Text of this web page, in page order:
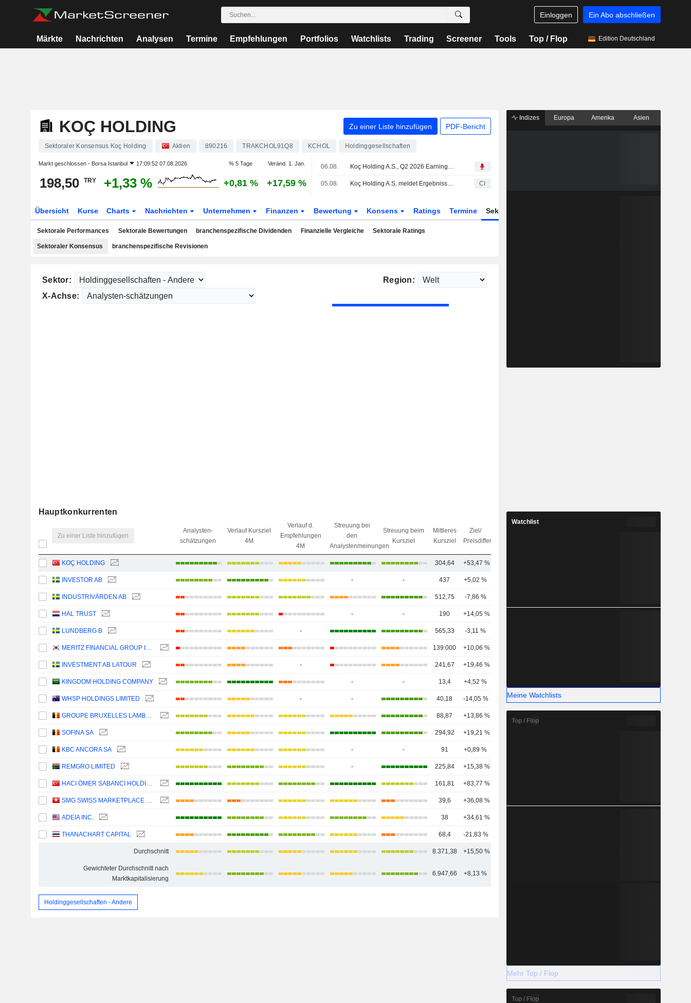
Einloggen Ein Abo abschließen
Märkte Nachrichten Analysen Termine Empfehlungen Portfolios Watchlists Trading Screener Tools Top / Flop Edition Deutschland
KOÇ HOLDING Zu einer Liste hinzufügen PDF-Bericht
Sektoraler Konsensus Koç Holding Aktien 890216 TRAKCHOL91Q8 KCHOL Holdinggesellschaften
Markt geschlossen - Borsa Istanbul 17:09:52 07.08.2026 % 5 Tage Veränd. 1. Jan.
198,50 TRY +1,33 % +0,81 % +17,59 %
06.08. Koç Holding A.S., Q2 2026 Earnings Call, Aug 05, 2026
05.08. Koç Holding A.S. meldet Ergebnisse für das zweite Quartal und das erste Halbjahr zum 30. Juni 2026 CI
Übersicht Kurse Charts Nachrichten Unternehmen Finanzen Bewertung Konsens Ratings Termine Sektor
Sektorale Performances Sektorale Bewertungen branchenspezifische Dividenden Finanzielle Vergleiche Sektorale Ratings
Sektoraler Konsensus branchenspezifische Revisionen
Sektor:
Region:
X-Achse:
Hauptkonkurrenten
Zu einer Liste hinzufügen
Analysten-
schätzungen
Verlauf Kursziel
4M
Verlauf d.
Empfehlungen
4M
Streuung bei
den
Analystenmeinungen
Streuung beim
Kursziel
Mittleres
Kursziel
Ziel/
Preisdifferenz
KOÇ HOLDING 304,64 +53,47 %
INVESTOR AB - - 437 +5,02 %
INDUSTRIVÄRDEN AB 512,75 -7,86 %
HAL TRUST - - 190 +14,05 %
LUNDBERG B - 565,33 -3,11 %
MERITZ FINANCIAL GROUP INC. 139.000 +10,06 %
INVESTMENT AB LATOUR - 241,67 +19,46 %
KINGDOM HOLDING COMPANY - - 13,4 +4,52 %
WHSP HOLDINGS LIMITED - - 40,18 -14,05 % 2
GROUPE BRUXELLES LAMBERT SA 88,87 +13,86 %
SOFINA SA 294,92 +19,21 %
KBC ANCORA SA - - 91 +0,89 %
REMGRO LIMITED - 225,84 +15,38 %
HACI ÖMER SABANCI HOLDING 161,81 +83,77 %
SMG SWISS MARKETPLACE GROUP HOLDING AG 39,6 +36,08 %
ADEIA INC. 38 +34,61 %
THANACHART CAPITAL 68,4 -21,83 %
Durchschnitt 8.371,38 +15,50 %
Gewichteter Durchschnitt nach
Marktkapitalisierung
6.947,66 +8,13 %
Holdinggesellschaften - Andere
Indizes Europa Amerika Asien
Watchlist
Meine Watchlists
Top / Flop
Mehr Top / Flop
Top / Flop